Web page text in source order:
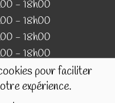
pour faciliter
expérience.
- 18h00
- 18h00
- 18h00
- 18h00